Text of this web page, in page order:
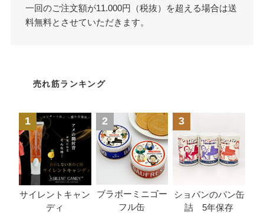
一回のご注文額が11.000円（税抜）を超える場合は送
料無料とさせていただきます。
売れ筋ランキング
1
サイレントキャン
ディ
2
ブラボーミニゴー
フル缶
3
ショパンのパン缶
詰 5年保存